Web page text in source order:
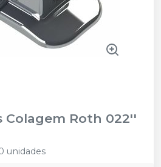
Colagem Roth 022''
unidades